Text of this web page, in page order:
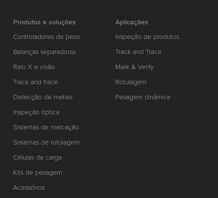
Produtos e soluções
Controladores de peso
Balanças separadoras
Raio X e visão
Track and trace
Detecção de metais
Inspeção óptica
Sistemas de marcação
Sistemas de rotulagem
Células de carga
Kits de pesagem
Acessórios
Aplicações
Inspeção de produtos
Track and Trace
Mark & Verify
Rotulagem
Pesagem dinâmica